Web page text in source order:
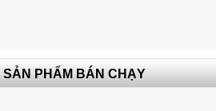
SẢN PHẨM BÁN CHẠY